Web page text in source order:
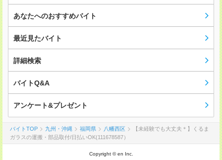
あなたへのおすすめバイト
最近見たバイト
詳細検索
バイトQ&A
アンケート&プレゼント
バイトTOP 九州・沖縄 福岡県 八幡西区
【未経験でも大丈夫＊】くるま
ガラスの運搬・部品取付/日払いOK(111678587）
Copyright © en Inc.